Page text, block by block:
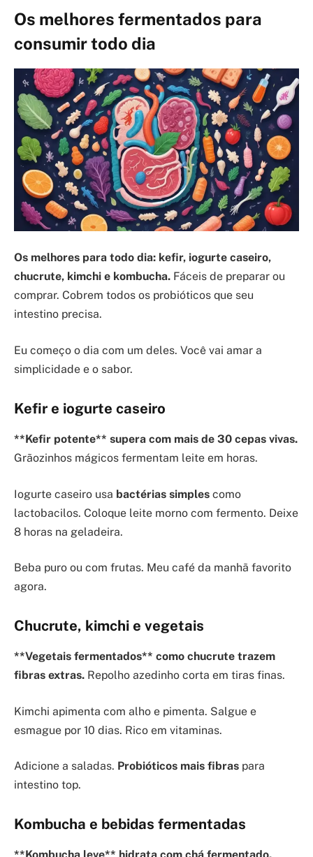
Os melhores fermentados para
consumir todo dia
Os melhores para todo dia: kefir, iogurte caseiro,
chucrute, kimchi e kombucha. Fáceis de preparar ou
comprar. Cobrem todos os probióticos que seu
intestino precisa.
Eu começo o dia com um deles. Você vai amar a
simplicidade e o sabor.
Kefir e iogurte caseiro
**Kefir potente** supera com mais de 30 cepas vivas.
Grãozinhos mágicos fermentam leite em horas.
Iogurte caseiro usa bactérias simples como
lactobacilos. Coloque leite morno com fermento. Deixe
8 horas na geladeira.
Beba puro ou com frutas. Meu café da manhã favorito
agora.
Chucrute, kimchi e vegetais
**Vegetais fermentados** como chucrute trazem
fibras extras. Repolho azedinho corta em tiras finas.
Kimchi apimenta com alho e pimenta. Salgue e
esmague por 10 dias. Rico em vitaminas.
Adicione a saladas. Probióticos mais fibras para
intestino top.
Kombucha e bebidas fermentadas